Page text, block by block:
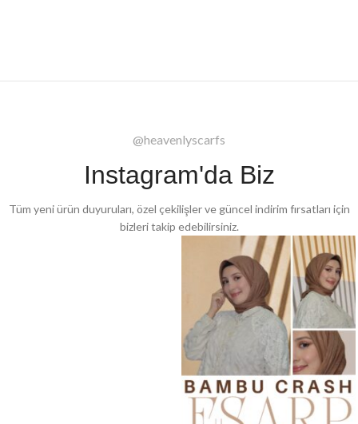
@heavenlyscarfs
Instagram'da Biz
Tüm yeni ürün duyuruları, özel çekilişler ve güncel indirim fırsatları için
bizleri takip edebilirsiniz.